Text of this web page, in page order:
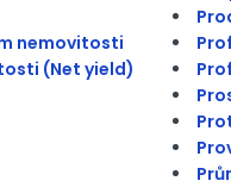
nemovitosti
(Net yield)